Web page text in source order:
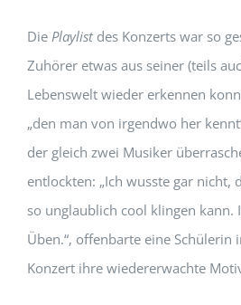
Die Playlistdes Konzerts war so
Zuhörer etwas aus seiner (teils
Lebenswelt wieder erkennen
„den man von irgendwo her
der gleich zwei Musiker
entlockten: „Ich wusste gar nicht,
so unglaublich cool klingen kann.
Üben.“, offenbarte eine Schülerin
Konzert ihre wiedererwachte